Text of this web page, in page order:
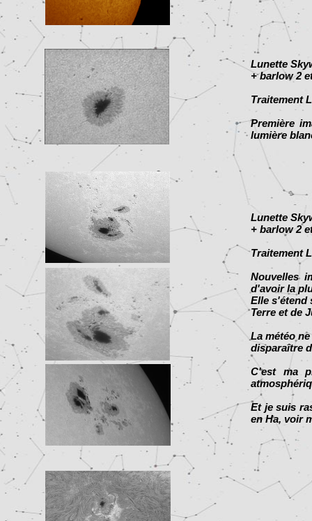
Lunette
+ barlow 2
Traitement
Première
lumière
Lunette
+ barlow 2
Traitement
Nouvelles
d'avoir la
Elle s'étend
Terre et de
La météo
disparaître
C'est ma
Et je suis
en Ha, voir